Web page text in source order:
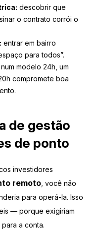
descobrir que
o contrato corrói o
entrar em bairro
para todos”.
num modelo 24h, um
compromete boa
de gestão
de ponto
investidores
remoto , você não
para operá-la. Isso
— porque exigiriam
a conta.